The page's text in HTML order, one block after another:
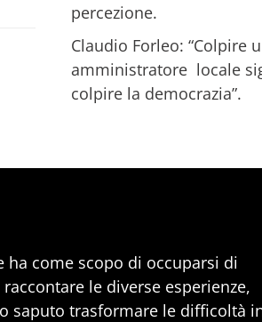
percezione.
Claudio Forleo: “Colpire
amministratore locale
colpire la democrazia”.
ha come scopo di occuparsi di
le diverse esperienze,
saputo trasformare le difficoltà